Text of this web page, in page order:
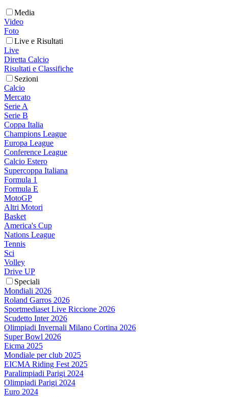
Media
Video
Foto
Live e Risultati
Live
Diretta Calcio
Risultati e Classifiche
Sezioni
Calcio
Mercato
Serie A
Serie B
Coppa Italia
Champions League
Europa League
Conference League
Calcio Estero
Supercoppa Italiana
Formula 1
Formula E
MotoGP
Altri Motori
Basket
America's Cup
Nations League
Tennis
Sci
Volley
Drive UP
Speciali
Mondiali 2026
Roland Garros 2026
Sportmediaset Live Riccione 2026
Scudetto Inter 2026
Olimpiadi Invernali Milano Cortina 2026
Super Bowl 2026
Eicma 2025
Mondiale per club 2025
EICMA Riding Fest 2025
Paralimpiadi Parigi 2024
Olimpiadi Parigi 2024
Euro 2024